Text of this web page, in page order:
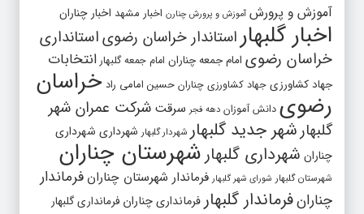
آموزش و پرورش آموزش و پرورش چنارن اخبار مشهد اخبار چناران
اخبار گلبهار استاندار خراسان رضویاستانداری
خراسان رضوی امام جمعه چناران امام جمعه گلبهار انتخابات
جهاد کشاورزی جهاد کشاورزی چناران حسین امامی راد خراسان
رضوی دانش آموزان دهه فجر سرقت شرکت عمران شهر
گلبهارشهر جدید گلبهار شهردار گلبهار شهرداری شهرداری
چناران شهرداری گلبهار شهرستان چناران
شهرستان گلبهار شورای شهر گلبهار فرماندار شهرستان چناران فرماندار
چنارانفرماندار گلبهار فرمانداری چناران فرمانداری گلبهار